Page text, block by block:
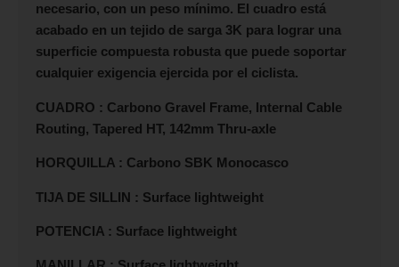
necesario, con un peso mínimo. El cuadro está
acabado en un tejido de sarga 3K para lograr una
superficie compuesta robusta que puede soportar
cualquier exigencia ejercida por el ciclista.
CUADRO : Carbono Gravel Frame, Internal Cable
Routing, Tapered HT, 142mm Thru-axle
HORQUILLA : Carbono SBK Monocasco
TIJA DE SILLIN : Surface lightweight
POTENCIA : Surface lightweight